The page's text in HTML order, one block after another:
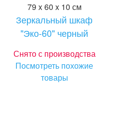
79 x 60 x 10 см
Зеркальный шкаф
"Эко-60" черный
Снято с производства
Посмотреть похожие
товары